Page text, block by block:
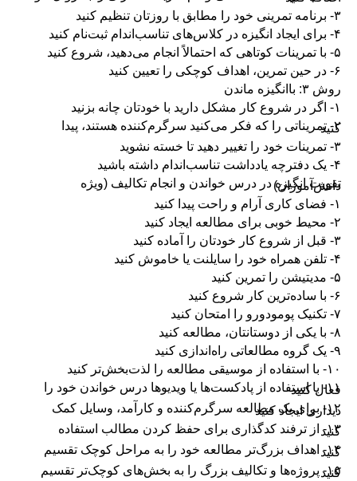
۳- برنامه تمرینی خود را مطابق با روزتان تنظیم کنید
۴- برای ایجاد انگیزه در کلاس‌های تناسب‌اندام ثبت‌نام کنید
۵- با تمرینات کوتاهی که احتمالاً انجام می‌دهید، شروع کنید
۶- در حین تمرین، اهداف کوچکی را تعیین کنید
روش ۳: باانگیزه ماندن
۱- اگر در شروع کار مشکل دارید با خودتان چانه بزنید
۲- تمریناتی را که فکر می‌کنید سرگرم‌کننده هستند، پیدا
کنید
۳- تمرینات خود را تغییر دهید تا خسته نشوید
۴- یک دفترچه یادداشت تناسب‌اندام داشته باشید
تقویت انگیزه در درس خواندن و انجام تکالیف (ویژه
دانش‌آموزان)
۱- فضای کاری آرام و راحت پیدا کنید
۲- محیط خوبی برای مطالعه ایجاد کنید
۳- قبل از شروع کار خودتان را آماده کنید
۴- تلفن همراه خود را سایلنت یا خاموش کنید
۵- مدیتیشن را تمرین کنید
۶- با ساده‌ترین کار شروع کنید
۷- تکنیک پومودورو را امتحان کنید
۸- با یکی از دوستانتان، مطالعه کنید
۹- یک گروه مطالعاتی راه‌اندازی کنید
۱۰- با استفاده از موسیقی مطالعه را لذت‌بخش‌تر کنید
۱۱- با استفاده از پادکست‌ها یا ویدیوها درس خواندن خود را
فعال کنید
۱۲- برای یک مطالعه سرگرم‌کننده و کارآمد، وسایل کمک
دیداری ایجاد کنید
۱۳- از ترفند کدگذاری برای حفظ کردن مطالب استفاده
کنید
۱۴- اهداف بزرگ‌تر مطالعه خود را به مراحل کوچک تقسیم
کنید
۱۵- پروژه‌ها و تکالیف بزرگ را به بخش‌های کوچک‌تر تقسیمکنید